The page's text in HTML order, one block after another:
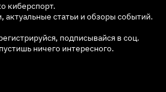
киберспорт.
статьи и обзоры событий.
подписывайся в соц.
ничего интересного.